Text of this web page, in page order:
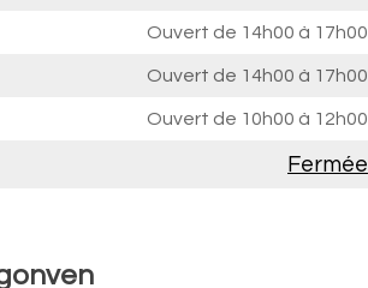
Ouvert de 14h00 à 17h00
Ouvert de 14h00 à 17h00
Ouvert de 10h00 à 12h00
Fermée